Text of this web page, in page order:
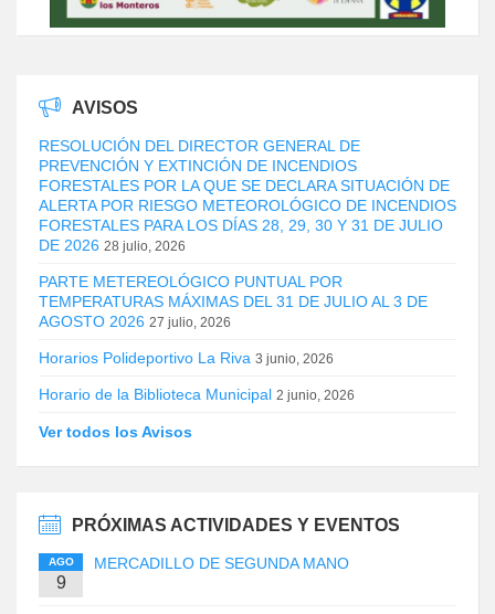
AVISOS
RESOLUCIÓN DEL DIRECTOR GENERAL DE
PREVENCIÓN Y EXTINCIÓN DE INCENDIOS
FORESTALES POR LA QUE SE DECLARA SITUACIÓN DE
ALERTA POR RIESGO METEOROLÓGICO DE INCENDIOS
FORESTALES PARA LOS DÍAS 28, 29, 30 Y 31 DE JULIO
DE 2026 28 julio, 2026
PARTE METEREOLÓGICO PUNTUAL POR
TEMPERATURAS MÁXIMAS DEL 31 DE JULIO AL 3 DE
AGOSTO 2026 27 julio, 2026
Horarios Polideportivo La Riva 3 junio, 2026
Horario de la Biblioteca Municipal 2 junio, 2026
Ver todos los Avisos
PRÓXIMAS ACTIVIDADES Y EVENTOS
AGO
9
MERCADILLO DE SEGUNDA MANO